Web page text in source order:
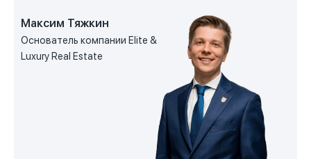
Максим Тяжкин
Основатель компании Elite &
Luxury Real Estate